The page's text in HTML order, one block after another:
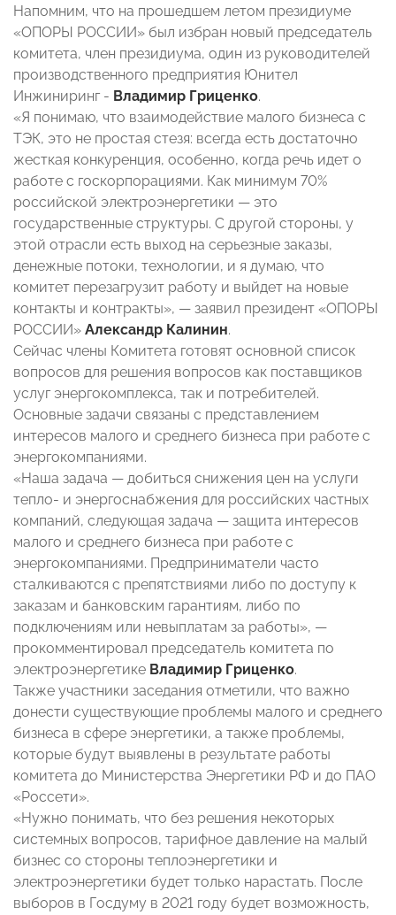
Напомним, что на прошедшем летом президиуме
«ОПОРЫ РОССИИ» был избран новый председатель
комитета, член президиума, один из руководителей
производственного предприятия Юнител
Инжиниринг - Владимир Гриценко.
«Я понимаю, что взаимодействие малого бизнеса с
ТЭК, это не простая стезя: всегда есть достаточно
жесткая конкуренция, особенно, когда речь идет о
работе с госкорпорациями. Как минимум 70%
российской электроэнергетики — это
государственные структуры. С другой стороны, у
этой отрасли есть выход на серьезные заказы,
денежные потоки, технологии, и я думаю, что
комитет перезагрузит работу и выйдет на новые
контакты и контракты», — заявил президент «ОПОРЫ
РОССИИ» Александр Калинин.
Сейчас члены Комитета готовят основной список
вопросов для решения вопросов как поставщиков
услуг энергокомплекса, так и потребителей.
Основные задачи связаны с представлением
интересов малого и среднего бизнеса при работе с
энергокомпаниями.
«Наша задача — добиться снижения цен на услуги
тепло- и энергоснабжения для российских частных
компаний, следующая задача — защита интересов
малого и среднего бизнеса при работе с
энергокомпаниями. Предприниматели часто
сталкиваются с препятствиями либо по доступу к
заказам и банковским гарантиям, либо по
подключениям или невыплатам за работы», —
прокомментировал председатель комитета по
электроэнергетике Владимир Гриценко.
Также участники заседания отметили, что важно
донести существующие проблемы малого и среднего
бизнеса в сфере энергетики, а также проблемы,
которые будут выявлены в результате работы
комитета до Министерства Энергетики РФ и до ПАО
«Россети».
«Нужно понимать, что без решения некоторых
системных вопросов, тарифное давление на малый
бизнес со стороны теплоэнергетики и
электроэнергетики будет только нарастать. После
выборов в Госдуму в 2021 году будет возможность,